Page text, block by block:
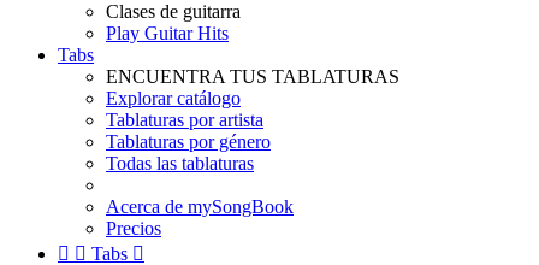
Clases de guitarra
Play Guitar Hits
Tabs
ENCUENTRA TUS TABLATURAS
Explorar catálogo
Tablaturas por artista
Tablaturas por género
Todas las tablaturas
Acerca de mySongBook
Precios
  Tabs 